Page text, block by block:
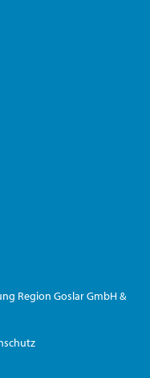
Landkreis
Region Goslar GmbH &